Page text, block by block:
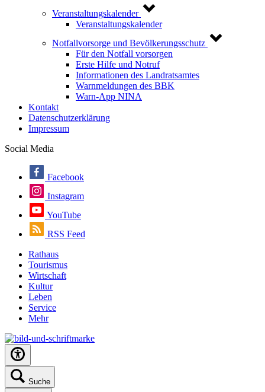
Veranstaltungskalender
Veranstaltungskalender
Notfallvorsorge und Bevölkerungsschutz
Für den Notfall vorsorgen
Erste Hilfe und Notruf
Informationen des Landratsamtes
Warnmeldungen des BBK
Warn-App NINA
Kontakt
Datenschutzerklärung
Impressum
Social Media
Facebook
Instagram
YouTube
RSS Feed
Rathaus
Tourismus
Wirtschaft
Kultur
Leben
Service
Mehr
Suche